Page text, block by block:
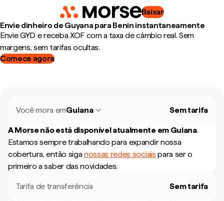
Baixar
Envie dinheiro de Guyana para Benin instantaneamente
Envie GYD e receba XOF com a taxa de câmbio real. Sem
margens, sem tarifas ocultas.
Comece agora
Você mora emGuiana Sem tarifa
A Morse não está disponível atualmente em Guiana.
Estamos sempre trabalhando para expandir nossa
cobertura, então siganossas redes sociais para ser o
primeiro a saber das novidades.
Tarifa de transferência Sem tarifa